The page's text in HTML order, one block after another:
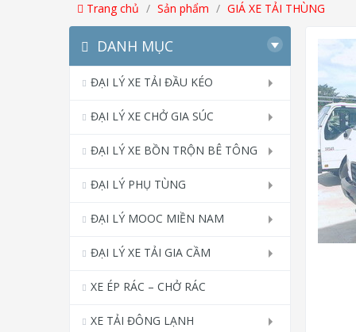
Trang chủ Sản phẩm GIÁ XE TẢI THÙNG
DANH MỤC
ĐẠI LÝ XE TẢI ĐẦU KÉO
ĐẠI LÝ XE CHỞ GIA SÚC
ĐẠI LÝ XE BỒN TRỘN BÊ TÔNG
ĐẠI LÝ PHỤ TÙNG
ĐẠI LÝ MOOC MIỀN NAM
ĐẠI LÝ XE TẢI GIA CẦM
XE ÉP RÁC – CHỞ RÁC
XE TẢI ĐÔNG LẠNH